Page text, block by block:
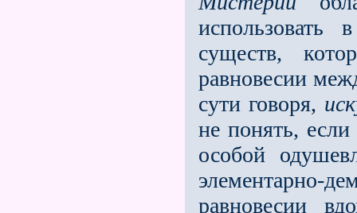
использовать
существ,
равновесии
сути говоря,
не понять,
особой
элементарно-
равновесии